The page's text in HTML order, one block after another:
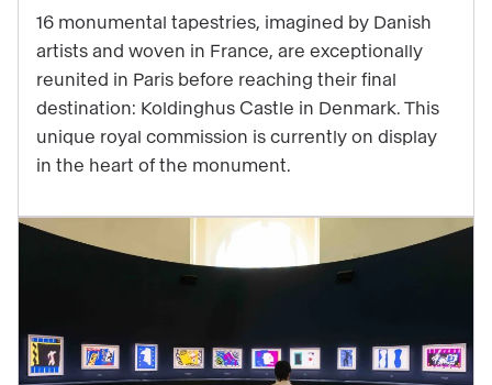
never-
before-
seen
commission
at
16 monumental tapestries, imagined by Danish
artists and woven in France, are exceptionally
reunited in Paris before reaching their final
destination: Koldinghus Castle in Denmark. This
unique royal commission is currently on display
in the heart of the monument.